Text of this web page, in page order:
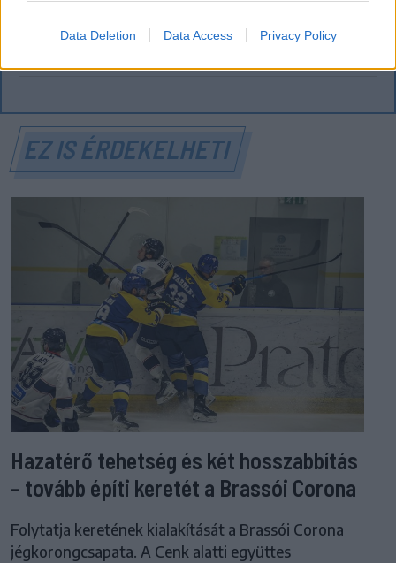
Data Deletion Data Access Privacy Policy
áramfogyasztásban.
EZ IS ÉRDEKELHETI
Hazatérő tehetség és két hosszabbítás
– tovább építi keretét a Brassói Corona
Folytatja keretének kialakítását a Brassói Corona
jégkorongcsapata. A Cenk alatti együttes